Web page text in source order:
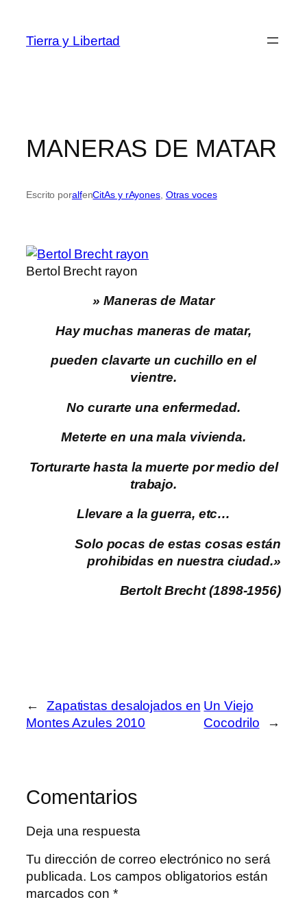
contenido
Tierra y Libertad
MANERAS DE MATAR
Escrito poralfenCitAs y rAyones, Otras voces
Bertol Brecht rayon
» Maneras de Matar
Hay muchas maneras de matar,
pueden clavarte un cuchillo en el
vientre.
No curarte una enfermedad.
Meterte en una mala vivienda.
Torturarte hasta la muerte por medio del
trabajo.
Llevare a la guerra, etc…
Solo pocas de estas cosas están
prohibidas en nuestra ciudad.»
Bertolt Brecht (1898-1956)
←
Zapatistas desalojados en
Montes Azules 2010
Un Viejo
Cocodrilo
→
Comentarios
Deja una respuesta
Tu dirección de correo electrónico no será
publicada. Los campos obligatorios están
marcados con *